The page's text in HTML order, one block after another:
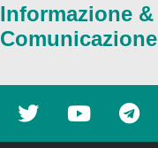
Informazione &
Comunicazione